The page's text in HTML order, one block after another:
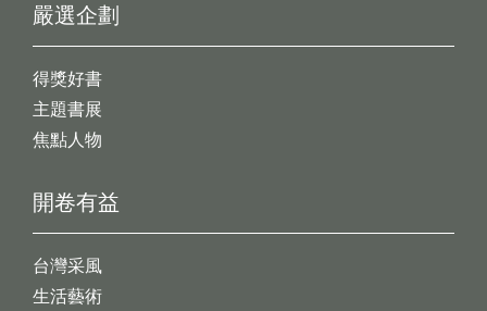
開卷有益
台灣采風
生活藝術
嚴選企劃
得獎好書
主題書展
焦點人物